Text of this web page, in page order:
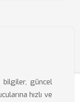
güncel
hızlı ve